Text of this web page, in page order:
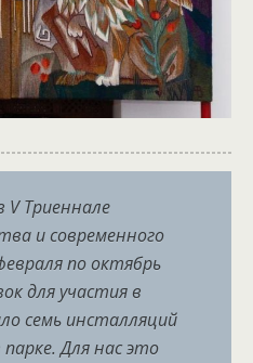
V Триеннале
и современного
по октябрь
для участия в
семь инсталляций
Для нас это